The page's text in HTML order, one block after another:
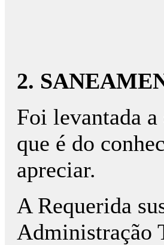
2.
Foi levantada
que é do
apreciar.
A Requerida
Administração